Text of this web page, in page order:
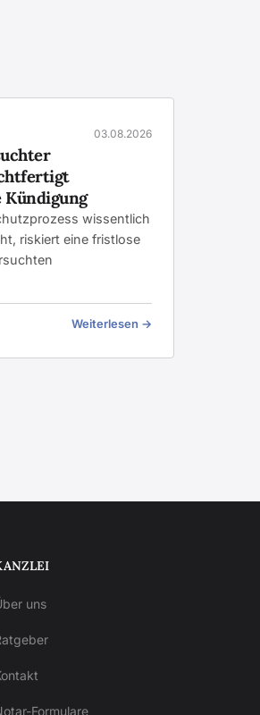
03.08.2026
wissentlich
riskiert eine fristlose
Weiterlesen →
uns
Formulare